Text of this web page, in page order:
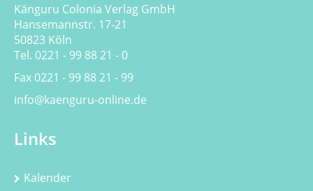
Känguru Colonia Verlag GmbH
Hansemannstr. 17-21
50823 Köln
Tel. 0221 - 99 88 21 - 0
Fax 0221 - 99 88 21 - 99
info@kaenguru-online.de
Links
Kalender